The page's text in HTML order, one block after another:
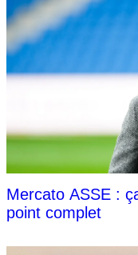
Mercato ASSE :
point complet